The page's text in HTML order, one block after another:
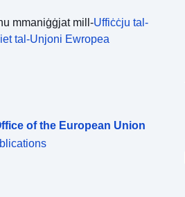
mmaniġġjat mill-Uffiċċju tal-
tal-Unjoni Ewropea
of the European Union